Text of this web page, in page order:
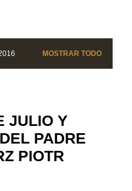
MOSTRAR TODO
JULIO Y
PADRE
PIOTR